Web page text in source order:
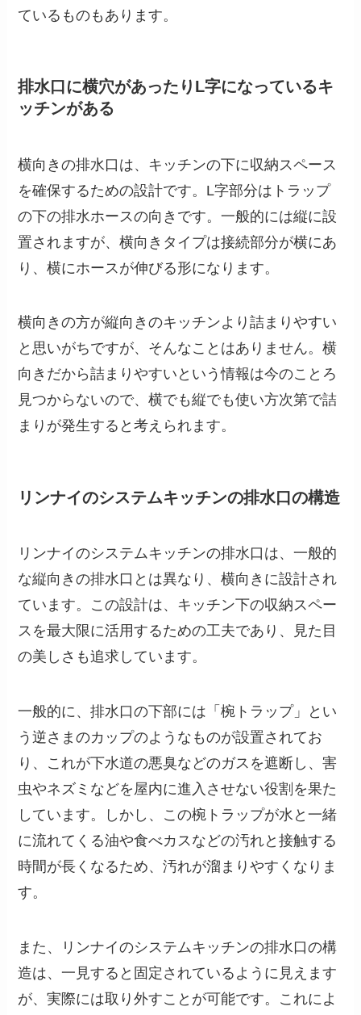
ているものもあります。
排水口に横穴があったりL字になっているキ
ッチンがある
横向きの排水口は、キッチンの下に収納スペース
を確保するための設計です。L字部分はトラップ
の下の排水ホースの向きです。一般的には縦に設
置されますが、横向きタイプは接続部分が横にあ
り、横にホースが伸びる形になります。
横向きの方が縦向きのキッチンより詰まりやすい
と思いがちですが、そんなことはありません。横
向きだから詰まりやすいという情報は今のことろ
見つからないので、横でも縦でも使い方次第で詰
まりが発生すると考えられます。
リンナイのシステムキッチンの排水口の構造
リンナイのシステムキッチンの排水口は、一般的
な縦向きの排水口とは異なり、横向きに設計され
ています。この設計は、キッチン下の収納スペー
スを最大限に活用するための工夫であり、見た目
の美しさも追求しています。
一般的に、排水口の下部には「椀トラップ」とい
う逆さまのカップのようなものが設置されてお
り、これが下水道の悪臭などのガスを遮断し、害
虫やネズミなどを屋内に進入させない役割を果た
しています。しかし、この椀トラップが水と一緒
に流れてくる油や食べカスなどの汚れと接触する
時間が長くなるため、汚れが溜まりやすくなりま
す。
また、リンナイのシステムキッチンの排水口の構
造は、一見すると固定されているように見えます
が、実際には取り外すことが可能です。これによ